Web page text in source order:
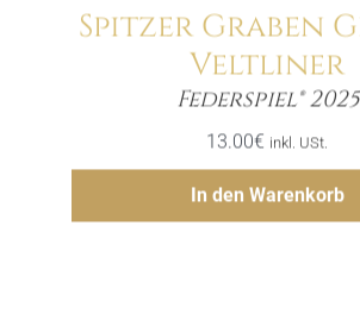
Spitzer Graben
Veltliner
Federspiel® 2025
13.00€ inkl. USt.
In den Warenkorb